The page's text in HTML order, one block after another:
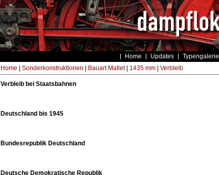
Home Updates Typengalerie
Home Sonderkonstruktionen Bauart Mallet| 1435 mm| Verbleib
Verbleib bei Staatsbahnen
Deutschland bis 1945
Bundesrepublik Deutschland
Deutsche Demokratische Republik